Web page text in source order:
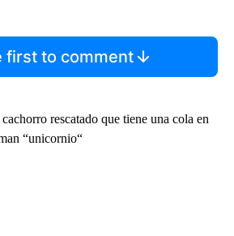
first to comment
rescatado que tiene una cola en
“unicornio“